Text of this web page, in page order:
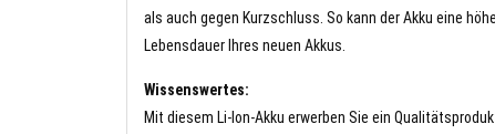
als auch gegen Kurzschluss. So kann der Akku eine
Lebensdauer Ihres neuen Akkus.
Wissenswertes:
Mit diesem Li-Ion-Akku erwerben Sie ein